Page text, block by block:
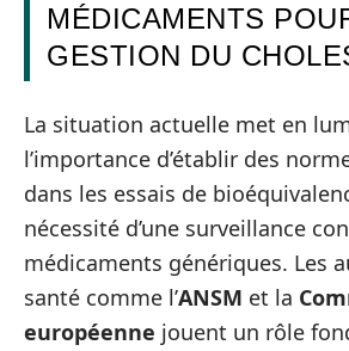
MÉDICAMENTS
GESTION DU
La situation actuelle met en
l’importance d’établir des
dans les essais de
nécessité d’une surveillance
médicaments génériques. Les
santé comme l’ANSM et la
européenne jouent un rôle